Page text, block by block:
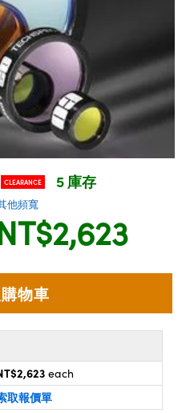
|
鏡
|
實
CLEARANCE 5 庫存
他頻寬
plus and minus buttons to
each
取報價單